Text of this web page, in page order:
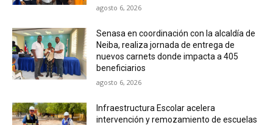
agosto 6, 2026
Senasa en coordinación con la alcaldía de
Neiba, realiza jornada de entrega de
nuevos carnets donde impacta a 405
beneficiarios
agosto 6, 2026
Infraestructura Escolar acelera
intervención y remozamiento de escuelas